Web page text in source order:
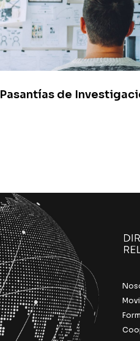
Pasantías de